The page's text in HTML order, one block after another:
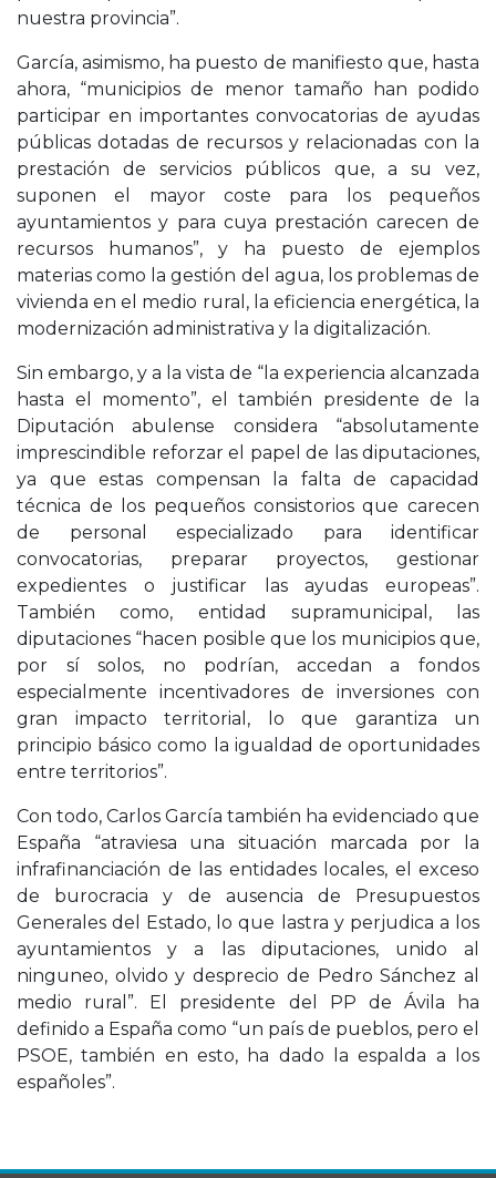
nuestra provincia”.
García, asimismo, ha puesto de manifiesto que, hasta
ahora, “municipios de menor tamaño han podido
participar en importantes convocatorias de ayudas
públicas dotadas de recursos y relacionadas con la
prestación de servicios públicos que, a su vez,
suponen el mayor coste para los pequeños
ayuntamientos y para cuya prestación carecen de
recursos humanos”, y ha puesto de ejemplos
materias como la gestión del agua, los problemas de
vivienda en el medio rural, la eficiencia energética, la
modernización administrativa y la digitalización.
Sin embargo, y a la vista de “la experiencia alcanzada
hasta el momento”, el también presidente de la
Diputación abulense considera “absolutamente
imprescindible reforzar el papel de las diputaciones,
ya que estas compensan la falta de capacidad
técnica de los pequeños consistorios que carecen
de personal especializado para identificar
convocatorias, preparar proyectos, gestionar
expedientes o justificar las ayudas europeas”.
También como, entidad supramunicipal, las
diputaciones “hacen posible que los municipios que,
por sí solos, no podrían, accedan a fondos
especialmente incentivadores de inversiones con
gran impacto territorial, lo que garantiza un
principio básico como la igualdad de oportunidades
entre territorios”.
Con todo, Carlos García también ha evidenciado que
España “atraviesa una situación marcada por la
infrafinanciación de las entidades locales, el exceso
de burocracia y de ausencia de Presupuestos
Generales del Estado, lo que lastra y perjudica a los
ayuntamientos y a las diputaciones, unido al
ninguneo, olvido y desprecio de Pedro Sánchez al
medio rural”. El presidente del PP de Ávila ha
definido a España como “un país de pueblos, pero el
PSOE, también en esto, ha dado la espalda a los
españoles”.